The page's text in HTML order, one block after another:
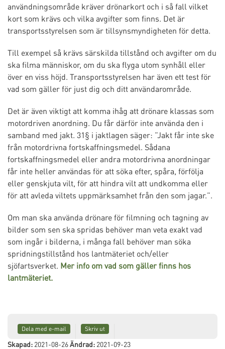
användningsområde kräver drönarkort och i så fall vilket
kort som krävs och vilka avgifter som finns. Det är
transportsstyrelsen som är tillsynsmyndigheten för detta.
Till exempel så krävs särskilda tillstånd och avgifter om du
ska filma människor, om du ska flyga utom synhåll eller
över en viss höjd. Transportsstyrelsen har även ett test för
vad som gäller för just dig och ditt användarområde.
Det är även viktigt att komma ihåg att drönare klassas som
motordriven anordning. Du får därför inte använda den i
samband med jakt. 31§ i jaktlagen säger: ”Jakt får inte ske
från motordrivna fortskaffningsmedel. Sådana
fortskaffningsmedel eller andra motordrivna anordningar
får inte heller användas för att söka efter, spåra, förfölja
eller genskjuta vilt, för att hindra vilt att undkomma eller
för att avleda viltets uppmärksamhet från den som jagar.”.
Om man ska använda drönare för filmning och tagning av
bilder som sen ska spridas behöver man veta exakt vad
som ingår i bilderna, i många fall behöver man söka
spridningstillstånd hos lantmäteriet och/eller
sjöfartsverket. Mer info om vad som gäller finns hos
lantmäteriet.
Dela med e-mail Skriv ut
Skapad: 2021-08-26Ändrad: 2021-09-23